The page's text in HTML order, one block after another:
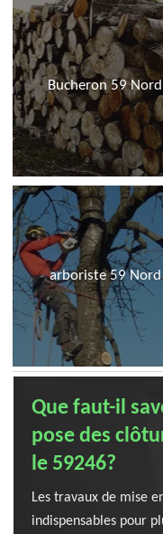
Bucheron 59 Nord
arboriste 59 Nord
Que faut-il
pose des
le 59246?
Les travaux de mise
indispensables pour